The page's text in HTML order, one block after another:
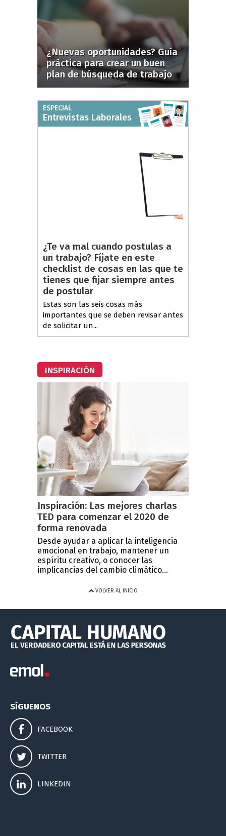
¿Nuevas oportunidades? Guía
práctica para crear un buen
plan de búsqueda de trabajo
ESPECIAL
Entrevistas Laborales
¿Te va mal cuando postulas a
un trabajo? Fíjate en este
checklist de cosas en las que te
tienes que fijar siempre antes
de postular
Estas son las seis cosas más
importantes que se deben revisar antes
de solicitar un...
INSPIRACIÓN
Inspiración: Las mejores charlas
TED para comenzar el 2020 de
forma renovada
Desde ayudar a aplicar la inteligencia
emocional en trabajo, mantener un
espíritu creativo, o conocer las
implicancias del cambio climático...
VOLVER AL INICIO
SÍGUENOS
FACEBOOK
TWITTER
LINKEDIN